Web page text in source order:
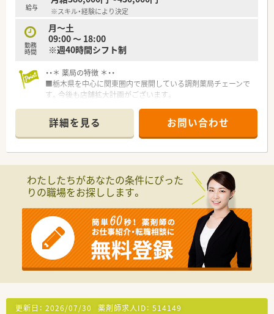
ターとの良好な関係を築いています。
■クリニックの開業支援事業を行うなど、調剤業務に留まらない
多角的な事業展開が強みです。
■在留外国人の方向けの健康相談やネットショッピングなどの
新規事業にも積極的に挑戦しています。
【こんな方が活躍中】
■ラウンダーから扶養内で働くパートの方まで、多様な働き方を
選ぶスタッフが多数在籍しています。
■産休や育休から復帰したスタッフも多く、お互いの状況を理解
し協力し合う風土が根付いています。
給与 ※スキル・経験により決定
勤務
時間
月～土
09:00 ～ 18:00
※週40時間シフト制
・・＊ 薬局の特徴 ＊・・
■栃木県を中心に関東圏内で展開している調剤薬局チェーンで
す。今後も店舗拡大計画がございます。
企画・出店や医療コンサルティングなど幅広く事業展開していま
す。
■アプリ開発の新事業も予定しており、継続的な成長が見込めま
す。
の講師に依頼し、少人数参加型の研修を行っています。
■社会人として必要なマナーや調剤薬局の基本業務を学ぶ研修
をはじめとして、より高いレベルでの仕事が行えるようなスキル
アップ研修、薬局長・管理薬剤師のための育成研修など様々なカ
リキュラムを用意しています。
■グループ薬局の強みを活かし、誰もがお休みをとりやすい環境
作りを推進しています。
■住宅手当や育児制度など、福利厚生が充実しています。
■地域のかかりつけ薬局としての役割を明確に果たしていきた
いと考えている企業です。
詳細を見る お問い合わせ
わたしたちがあなたの条件にぴった
りの職場をお探しします。
更新日： 2026/07/30 薬剤師求人ID： 514149